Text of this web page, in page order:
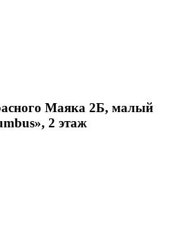
Маяка 2Б, малый
2 этаж